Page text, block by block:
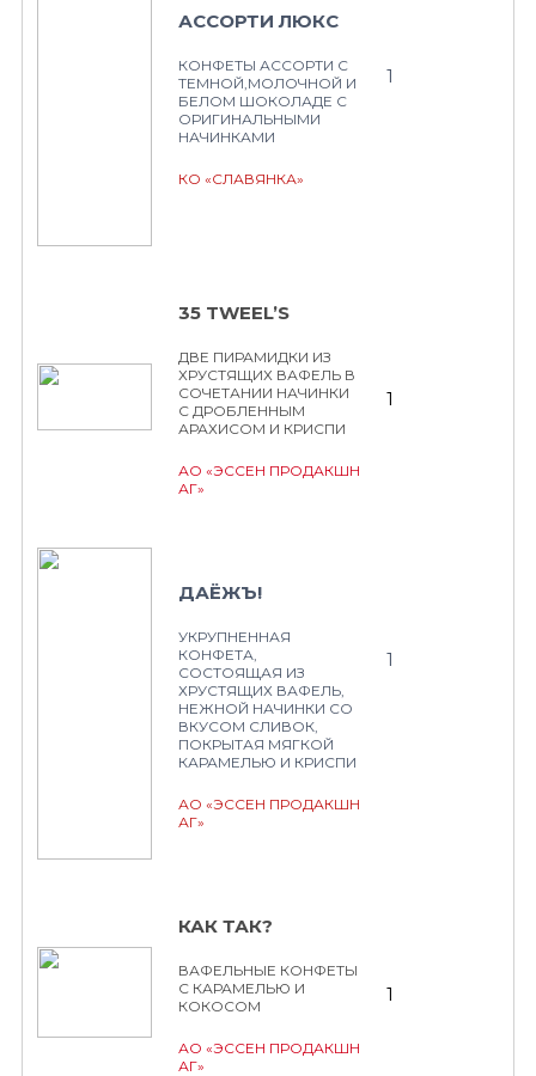
АССОРТИ ЛЮКС
КОНФЕТЫ АССОРТИ С
ТЕМНОЙ,МОЛОЧНОЙ И
БЕЛОМ ШОКОЛАДЕ С
ОРИГИНАЛЬНЫМИ
НАЧИНКАМИ
КО «СЛАВЯНКА»
1
35 TWEEL’S
ДВЕ ПИРАМИДКИ ИЗ
ХРУСТЯЩИХ ВАФЕЛЬ В
СОЧЕТАНИИ НАЧИНКИ
С ДРОБЛЕННЫМ
АРАХИСОМ И КРИСПИ
АО «ЭССЕН ПРОДАКШН
АГ»
1
ДАЁЖЪ!
УКРУПНЕННАЯ
КОНФЕТА,
СОСТОЯЩАЯ ИЗ
ХРУСТЯЩИХ ВАФЕЛЬ,
НЕЖНОЙ НАЧИНКИ СО
ВКУСОМ СЛИВОК,
ПОКРЫТАЯ МЯГКОЙ
КАРАМЕЛЬЮ И КРИСПИ
АО «ЭССЕН ПРОДАКШН
АГ»
1
КАК ТАК?
ВАФЕЛЬНЫЕ КОНФЕТЫ
С КАРАМЕЛЬЮ И
КОКОСОМ
АО «ЭССЕН ПРОДАКШН
АГ»
1